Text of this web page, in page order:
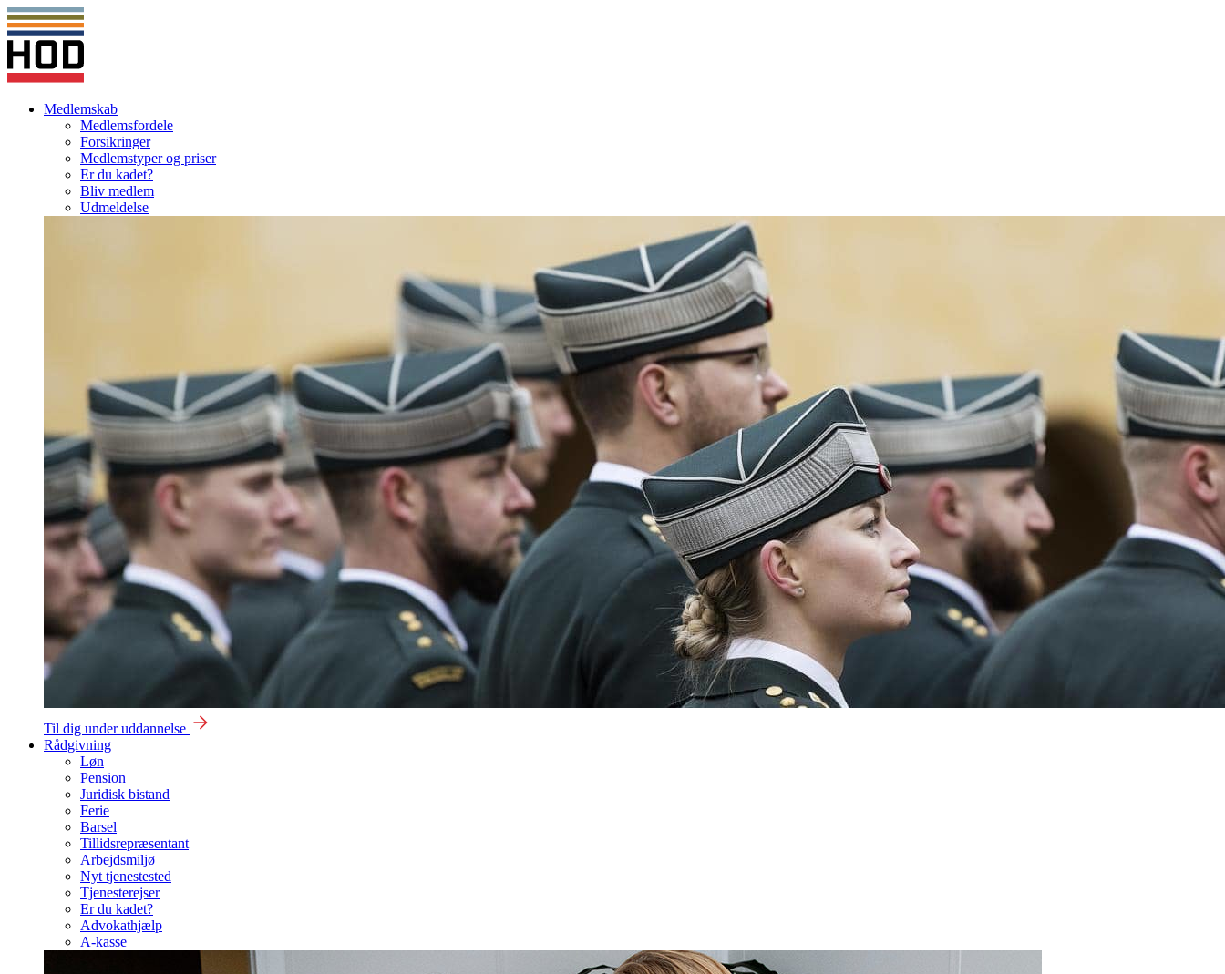
Medlemskab
Medlemsfordele
Forsikringer
Medlemstyper og priser
Er du kadet?
Bliv medlem
Udmeldelse
Til dig under uddannelse
Rådgivning
Løn
Pension
Juridisk bistand
Ferie
Barsel
Tillidsrepræsentant
Arbejdsmiljø
Nyt tjenestested
Tjenesterejser
Er du kadet?
Advokathjælp
A-kasse